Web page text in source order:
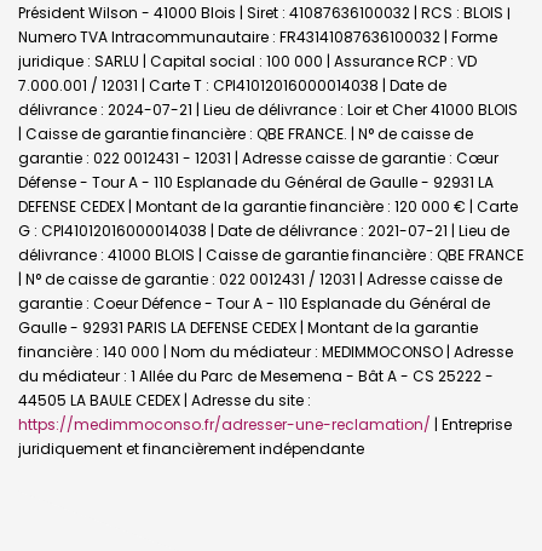
Président Wilson - 41000 Blois | Siret : 41087636100032 | RCS : BLOIS |
Numero TVA Intracommunautaire : FR43141087636100032 | Forme
juridique : SARLU | Capital social : 100 000 | Assurance RCP : VD
7.000.001 / 12031 | Carte T : CPI41012016000014038 | Date de
délivrance : 2024-07-21 | Lieu de délivrance : Loir et Cher 41000 BLOIS
| Caisse de garantie financière : QBE FRANCE. | N° de caisse de
garantie : 022 0012431 - 12031 | Adresse caisse de garantie : Cœur
Défense - Tour A - 110 Esplanade du Général de Gaulle - 92931 LA
DEFENSE CEDEX | Montant de la garantie financière : 120 000 € | Carte
G : CPI41012016000014038 | Date de délivrance : 2021-07-21 | Lieu de
délivrance : 41000 BLOIS | Caisse de garantie financière : QBE FRANCE
| N° de caisse de garantie : 022 0012431 / 12031 | Adresse caisse de
garantie : Coeur Défence - Tour A - 110 Esplanade du Général de
Gaulle - 92931 PARIS LA DEFENSE CEDEX | Montant de la garantie
financière : 140 000 | Nom du médiateur : MEDIMMOCONSO | Adresse
du médiateur : 1 Allée du Parc de Mesemena - Bât A - CS 25222 -
44505 LA BAULE CEDEX | Adresse du site :
https://medimmoconso.fr/adresser-une-reclamation/ | Entreprise
juridiquement et financièrement indépendante